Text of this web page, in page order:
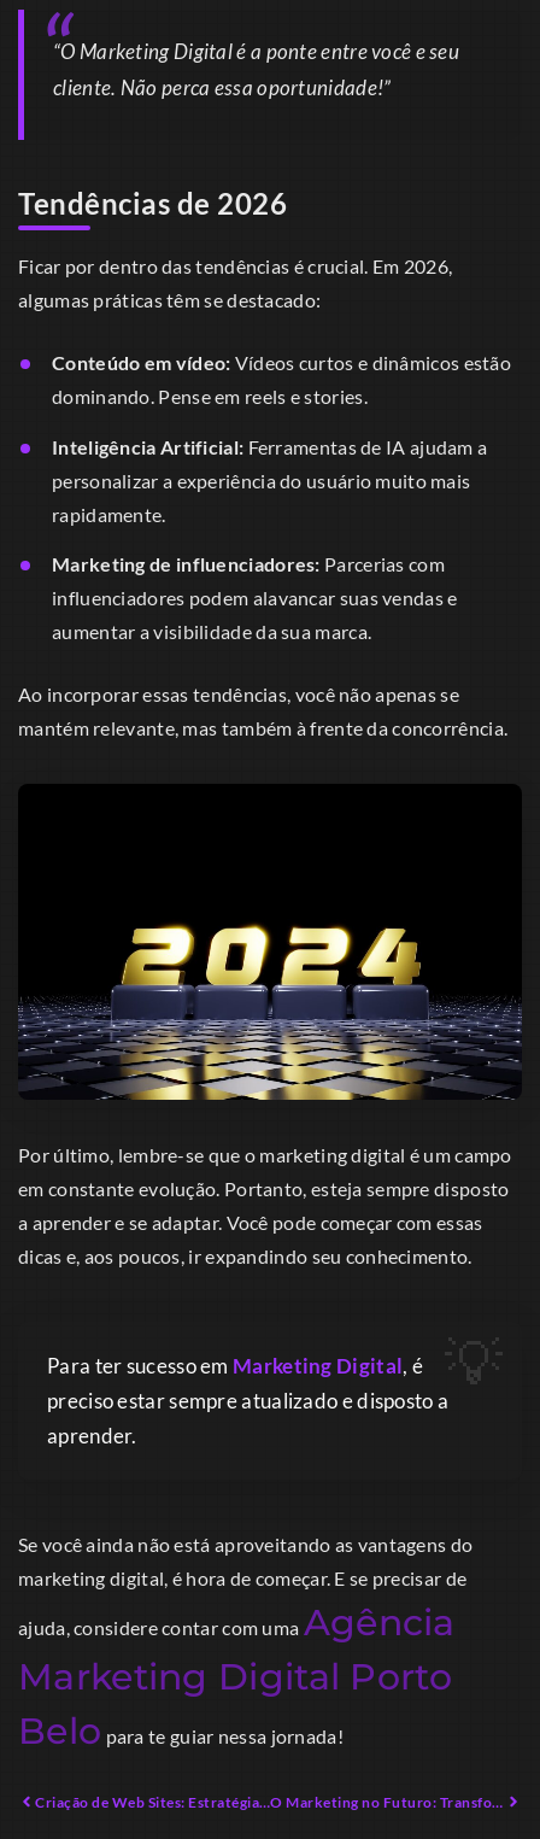
“O Marketing Digital é a ponte entre você e seu
cliente. Não perca essa oportunidade!”
Tendências de 2026
Ficar por dentro das tendências é crucial. Em 2026,
algumas práticas têm se destacado:
Conteúdo em vídeo: Vídeos curtos e dinâmicos estão
dominando. Pense em reels e stories.
Inteligência Artificial: Ferramentas de IA ajudam a
personalizar a experiência do usuário muito mais
rapidamente.
Marketing de influenciadores: Parcerias com
influenciadores podem alavancar suas vendas e
aumentar a visibilidade da sua marca.
Ao incorporar essas tendências, você não apenas se
mantém relevante, mas também à frente da concorrência.
Por último, lembre-se que o marketing digital é um campo
em constante evolução. Portanto, esteja sempre disposto
a aprender e se adaptar. Você pode começar com essas
dicas e, aos poucos, ir expandindo seu conhecimento.
Para ter sucesso em Marketing Digital, é
preciso estar sempre atualizado e disposto a
aprender.
Se você ainda não está aproveitando as vantagens do
marketing digital, é hora de começar. E se precisar de
ajuda, considere contar com uma Agência
Marketing Digital Porto
Belo para te guiar nessa jornada!
Criação de Web Sites: Estratégias Inovadoras para o Sucesso Digital O Marketing no Futuro: Transformações Inovadoras em 2026